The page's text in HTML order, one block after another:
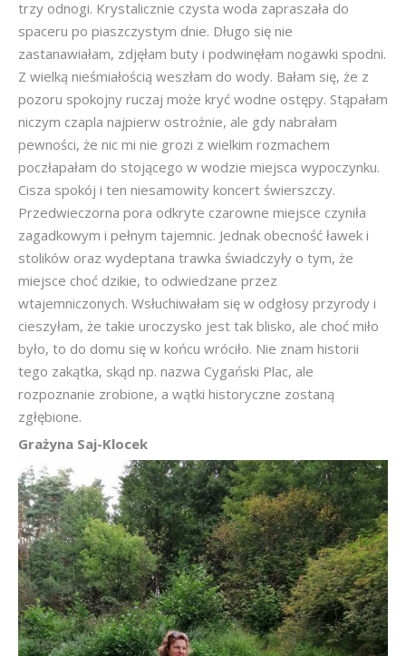
trzy odnogi. Krystalicznie czysta woda zapraszała do
spaceru po piaszczystym dnie. Długo się nie
zastanawiałam, zdjęłam buty i podwinęłam nogawki spodni.
Z wielką nieśmiałością weszłam do wody. Bałam się, że z
pozoru spokojny ruczaj może kryć wodne ostępy. Stąpałam
niczym czapla najpierw ostrożnie, ale gdy nabrałam
pewności, że nic mi nie grozi z wielkim rozmachem
poczłapałam do stojącego w wodzie miejsca wypoczynku.
Cisza spokój i ten niesamowity koncert świerszczy.
Przedwieczorna pora odkryte czarowne miejsce czyniła
zagadkowym i pełnym tajemnic. Jednak obecność ławek i
stolików oraz wydeptana trawka świadczyły o tym, że
miejsce choć dzikie, to odwiedzane przez
wtajemniczonych. Wsłuchiwałam się w odgłosy przyrody i
cieszyłam, że takie uroczysko jest tak blisko, ale choć miło
było, to do domu się w końcu wróciło. Nie znam historii
tego zakątka, skąd np. nazwa Cygański Plac, ale
rozpoznanie zrobione, a wątki historyczne zostaną
zgłębione.
Grażyna Saj-Klocek